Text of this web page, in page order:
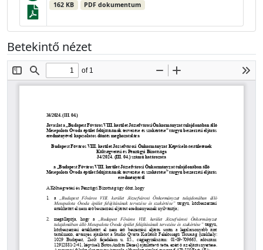
162 KB PDF dokumentum
Betekintő nézet